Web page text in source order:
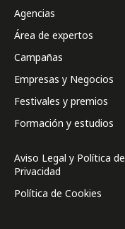
Agencias
Área de expertos
Campañas
Empresas y Negocios
Festivales y premios
Formación y estudios
Aviso Legal y Política de
Privacidad
Política de Cookies